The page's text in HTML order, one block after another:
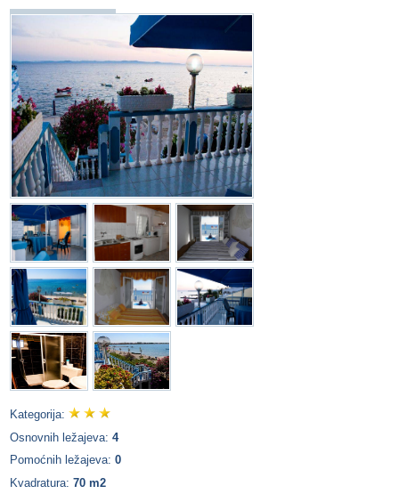
Kategorija:
Osnovnih ležajeva: 4
Pomoćnih ležajeva: 0
Kvadratura: 70 m2